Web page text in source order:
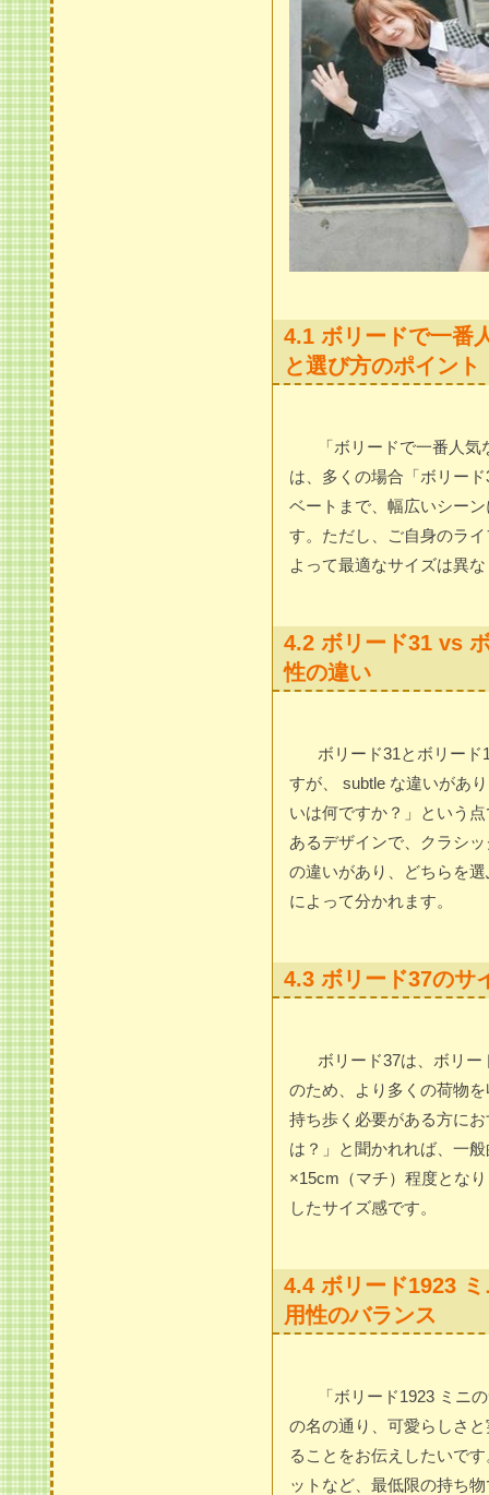
4.1 ボリードで一番
と選び方のポイント
「ボリードで一番人
は、多くの場合「ボリー
ベートまで、幅広いシー
す。ただし、ご自身のラ
よって最適なサイズは異
4.2 ボリード31 vs
性の違い
ボリード31とボリー
すが、 subtle な違いがあ
いは何ですか？」という
あるデザインで、クラシ
の違いがあり、どちらを
によって分かれます。
4.3 ボリード37のサ
ボリード37は、ボリ
のため、より多くの荷物
持ち歩く必要がある方に
は？」と聞かれれば、一
×15cm（マチ）程度とな
したサイズ感です。
4.4 ボリード1923
用性のバランス
「ボリード1923 ミニ
の名の通り、可愛らしさ
ることをお伝えしたいで
ットなど、最低限の持ち